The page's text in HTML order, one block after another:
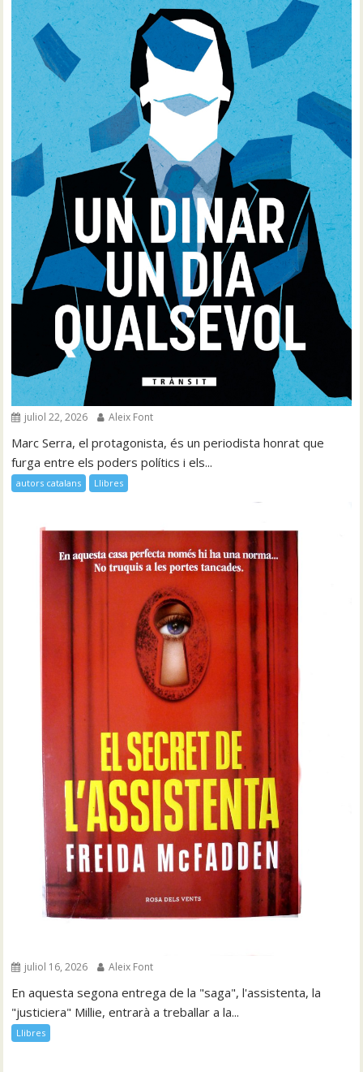
juliol 22, 2026 Aleix Font
Marc Serra, el protagonista, és un periodista honrat que
furga entre els poders polítics i els...
autors catalans Llibres
juliol 16, 2026 Aleix Font
En aquesta segona entrega de la "saga", l'assistenta, la
"justiciera" Millie, entrarà a treballar a la...
Llibres